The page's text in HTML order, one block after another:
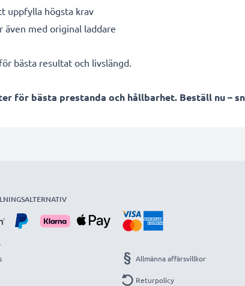
uppfylla högsta krav
även med original laddare
bästa resultat och livslängd.
för bästa prestanda och hållbarhet. Beställ nu –
Allmänna affärsvillkor
Returpolicy